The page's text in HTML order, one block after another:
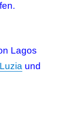
Lagos
und